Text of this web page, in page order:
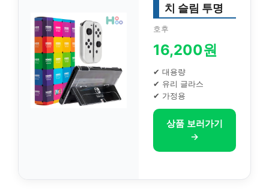
치 슬림 투명
호후
16,200원
✔ 대용량
✔ 유리 글라스
✔ 가정용
상품 보러가기
→